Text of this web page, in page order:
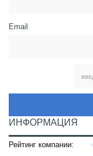
Email
ИНФОРМАЦИЯ
Рейтинг компании: